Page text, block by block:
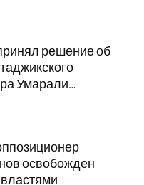
решение об
Умарали…
освобожден